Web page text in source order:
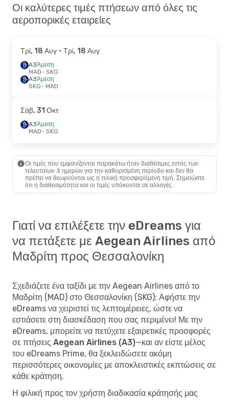
Οι καλύτερες τιμές πτήσεων από όλες τις
αεροπορικές εταιρείες
Τρί, 18 Αυγ - Τρί, 18 Αυγ
A3Άμεση
MAD- SKG
A3Άμεση
SKG- MAD
Σάβ, 31 Οκτ
A3Άμεση
MAD- SKG
Οι τιμές που εμφανίζονται παρακάτω ήταν διαθέσιμες εντός των
τελευταίων 3 ημερών για την καθορισμένη περίοδο και δεν θα
πρέπει να θεωρούνται ως η τελική προσφερόμενη τιμή. Σημειώστε
ότι η διαθεσιμότητα και οι τιμές υπόκεινται σε αλλαγές.
Γιατί να επιλέξετε την eDreams για
να πετάξετε με Aegean Airlines από
Μαδρίτη προς Θεσσαλονίκη
Σχεδιάζετε ένα ταξίδι με την Aegean Airlines από το
Μαδρίτη (MAD) στο Θεσσαλονίκη (SKG); Αφήστε την
eDreams να χειριστεί τις λεπτομέρειες, ώστε να
εστιάσετε στη διασκέδαση που σας περιμένει! Με την
eDreams, μπορείτε να πετύχετε εξαιρετικές προσφορές
σε πτήσεις Aegean Airlines (A3)—και αν είστε μέλος
του eDreams Prime, θα ξεκλειδώσετε ακόμη
περισσότερες οικονομίες με αποκλειστικές εκπτώσεις σε
κάθε κράτηση.
Η φιλική προς τον χρήστη διαδικασία κράτησής μας